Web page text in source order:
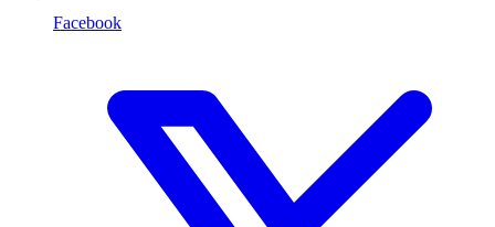
Facebook